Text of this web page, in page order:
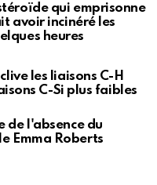
qui emprisonne
avoir incinéré les
heures
les liaisons C-H
C-Si plus faibles
de l'absence du
Emma Roberts